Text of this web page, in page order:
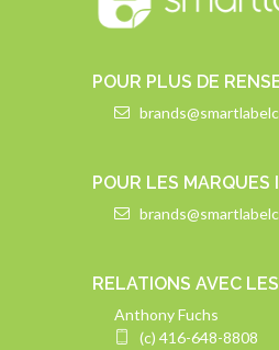
POUR PLUS DE
POUR LES MARQUES
RELATIONS AVEC
Anthony Fuchs
(c) 416-648-8808